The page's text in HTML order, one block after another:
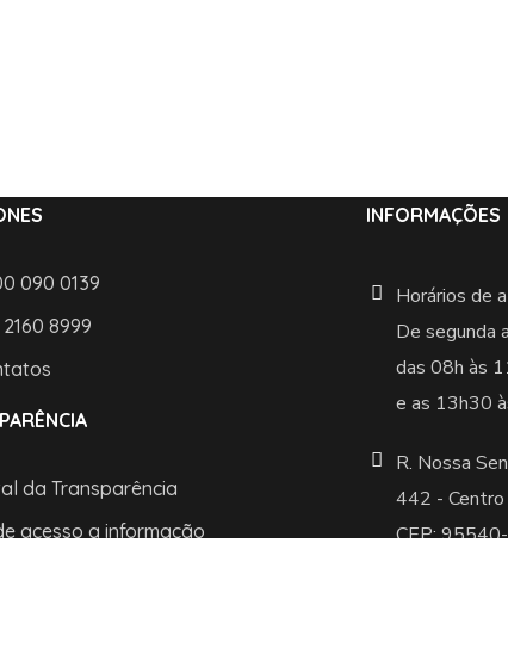
090 0139
2160 8999
da Transparência
acesso a informação
INFORMAÇÕES
Horários de
De segunda
das 08h às
e as 13h30
R. Nossa
442 -
CEP: